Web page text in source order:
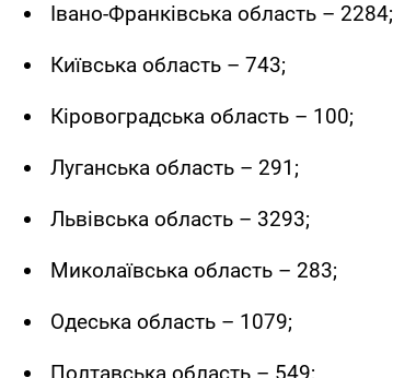
Івано-Франківська область – 2284;
Київська область – 743;
Кіровоградська область – 100;
Луганська область – 291;
Львівська область – 3293;
Миколаївська область – 283;
Одеська область – 1079;